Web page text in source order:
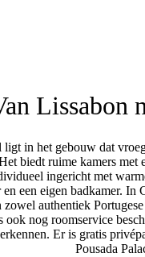
Lissabon
in het gebouw dat
biedt ruime kamers met
ingericht met
een eigen badkamer. In
zowel authentiek
ook nog roomservice
Er is gratis
Pousada